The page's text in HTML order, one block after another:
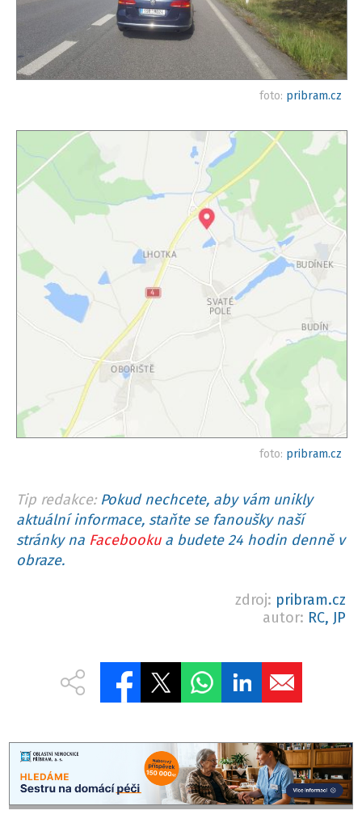
foto: pribram.cz
foto: pribram.cz
Tip redakce: Pokud nechcete, aby vám unikly
aktuální informace, staňte se fanoušky naší
stránky na Facebookua budete 24 hodin denně v
obraze.
zdroj: pribram.cz
autor: RC, JP